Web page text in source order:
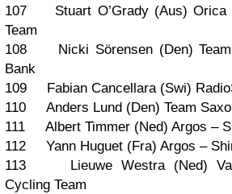
107 Stuart O’Grady (Aus) Orica
Team
108 Nicki Sörensen (Den) Team
Bank
109 Fabian Cancellara (Swi)
110 Anders Lund (Den) Team
111 Albert Timmer (Ned) Argos –
112 Yann Huguet (Fra) Argos –
113 Lieuwe Westra (Ned)
Cycling Team